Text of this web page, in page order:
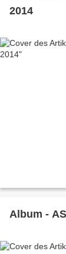
2014
Album -